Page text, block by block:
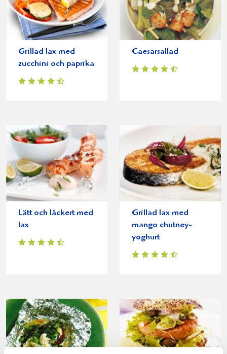
Grillad lax med
zucchini och paprika
Caesarsallad
Lätt och läckert med
lax
Grillad lax med
mango chutney-
yoghurt